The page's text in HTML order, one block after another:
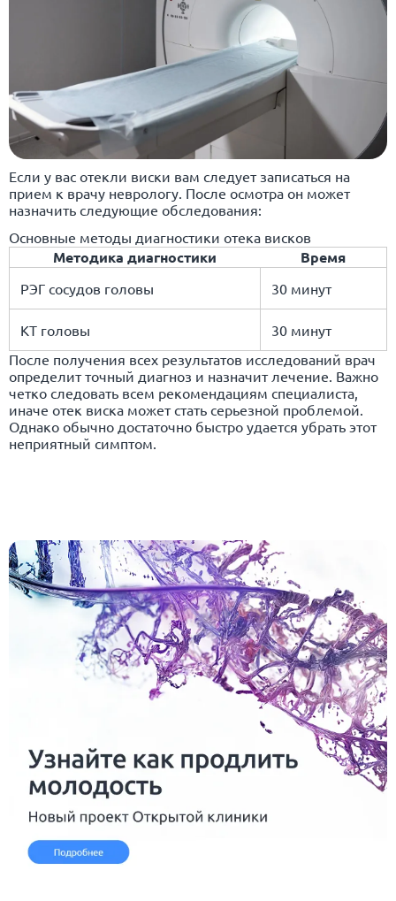
Если у вас отекли виски вам следует записаться на
прием к врачу неврологу. После осмотра он может
назначить следующие обследования:
Основные методы диагностики отека висков
Методика диагностики Время
РЭГ сосудов головы 30 минут
КТ головы
30 минут
После получения всех результатов исследований врач
определит точный диагноз и назначит лечение. Важно
четко следовать всем рекомендациям специалиста,
иначе отек виска может стать серьезной проблемой.
Однако обычно достаточно быстро удается убрать этот
неприятный симптом.